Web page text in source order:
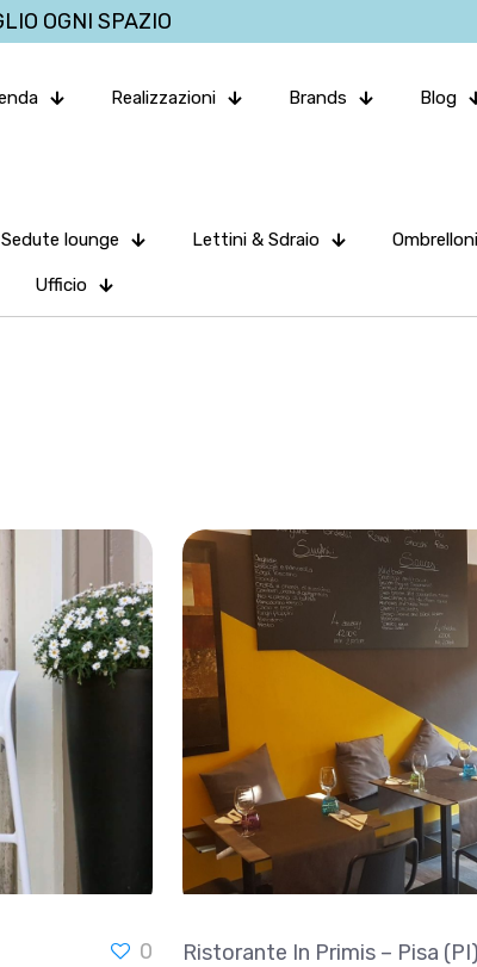
OGNI SPAZIO
Realizzazioni Brands Blog
lounge Lettini & Sdraio Ombrelloni
Ufficio
0 Ristorante In Primis – Pisa (PI)